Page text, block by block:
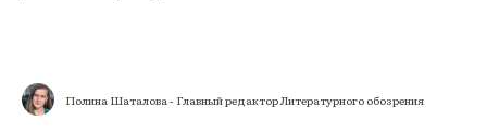
Полина Шаталова - Главный редактор Литературного обозрения